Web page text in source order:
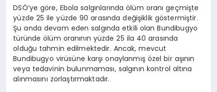
DSÖ’ye göre, Ebola salgınlarında ölüm oranı geçmişte
yüzde 25 ile yüzde 90 arasında değişiklik göstermiştir.
Şu anda devam eden salgında etkili olan Bundibugyo
türünde ölüm oranının yüzde 25 ila 40 arasında
olduğu tahmin edilmektedir. Ancak, mevcut
Bundibugyo virüsüne karşı onaylanmış özel bir aşının
veya tedavinin bulunmaması, salgının kontrol altına
alınmasını zorlaştırmaktadır.